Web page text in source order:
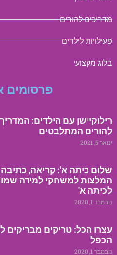
מדריכים להורים
פעילויות לילדים
בלוג מקצועי
פרסומים
רילוקיישן עם הילדים:
להורים המתלבטים
ינואר 5, 2021
שלום כיתה א': קריאה, כתיבה
המלצות למשחקי למידה
לכיתה א'
נובמבר 1, 2020
עצרו הכל: טריקים מבריקים
הכפל
נובמבר 1, 2020